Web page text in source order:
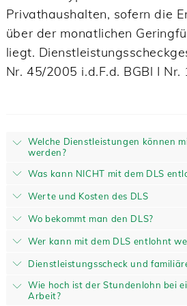
Privathaushalten, sofern die
über der monatlichen
liegt.
Nr. 45/2005 i.d.F.d. BGBl I
Welche Dienstleistungen können
werden?
Was kann NICHT mit dem DLS
Werte und Kosten des DLS
Wo bekommt man den DLS?
Wer kann mit dem DLS entlohnt
Dienstleistungsscheck und
Wie hoch ist der Stundenlohn bei
Arbeit?